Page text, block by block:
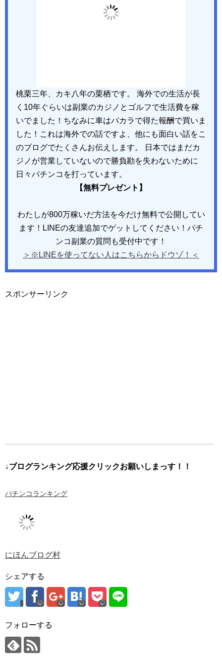
桃栗三年、カキ八年の栗栖です。 海外での生活が長
く10年ぐらいは副業のカジノとゴルフで生活費を稼
いでました！ちなみに車はバカラで得た報酬で買いま
した！これは海外での話ですよ、他にも面白い話をこ
のブログでたくさんお伝えします。 日本ではまだカ
ジノが営業していないので勝負勘を失わないために
日々パチンコを打っています。
【無料プレゼント】
わたしが800万稼いだ方法を今だけ無料で公開してい
ます！LINEの友達追加でゲットしてください！パチ
ンコ副業の質問も受付中です！
＞※LINEを使ってない人はこちらからドウゾ！＜
スポンサーリンク
↓ブログランキング応援クリックお願いしまっす！！
パチンコランキング
にほんブログ村
シェアする
フォローする